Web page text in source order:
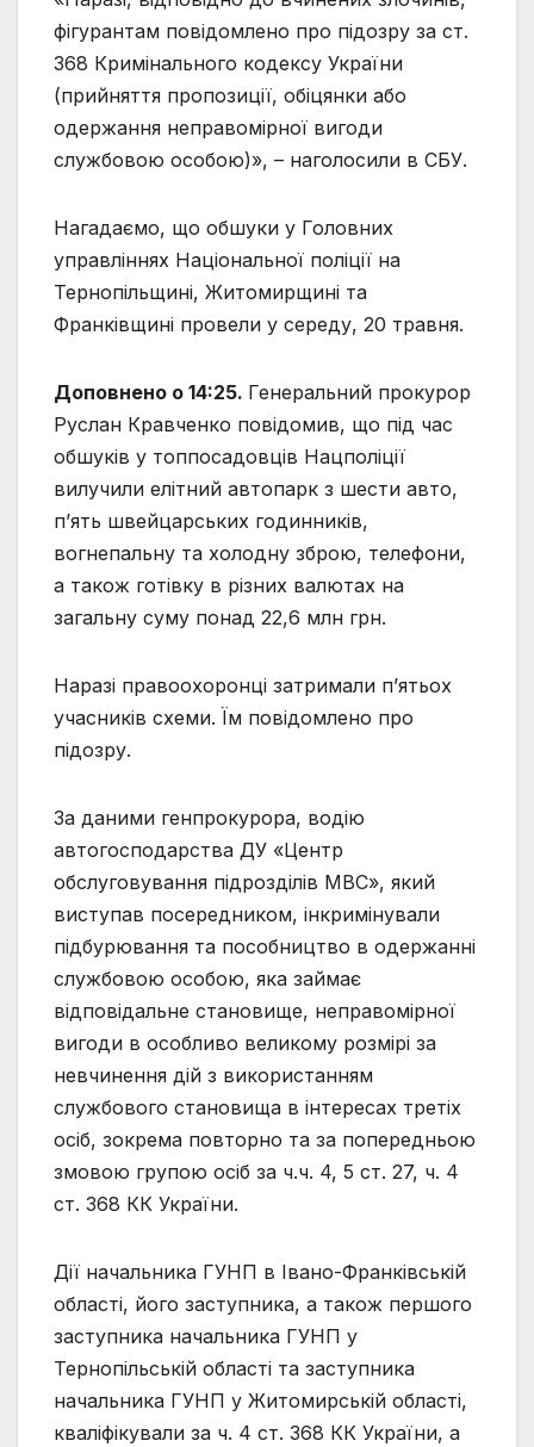
фігурантам повідомлено про підозру за ст.
368 Кримінального кодексу України
(прийняття пропозиції, обіцянки або
одержання неправомірної вигоди
службовою особою)», – наголосили в СБУ.
Нагадаємо, що обшуки у Головних
управліннях Національної поліції на
Тернопільщині, Житомирщині та
Франківщині провели у середу, 20 травня.
Доповнено о 14:25. Генеральний прокурор
Руслан Кравченко повідомив, що під час
обшуків у топпосадовців Нацполіції
вилучили елітний автопарк з шести авто,
п’ять швейцарських годинників,
вогнепальну та холодну зброю, телефони,
а також готівку в різних валютах на
загальну суму понад 22,6 млн грн.
Наразі правоохоронці затримали п’ятьох
учасників схеми. Їм повідомлено про
підозру.
За даними генпрокурора, водію
автогосподарства ДУ «Центр
обслуговування підрозділів МВС», який
виступав посередником, інкримінували
підбурювання та пособництво в одержанні
службовою особою, яка займає
відповідальне становище, неправомірної
вигоди в особливо великому розмірі за
невчинення дій з використанням
службового становища в інтересах третіх
осіб, зокрема повторно та за попередньою
змовою групою осіб за ч.ч. 4, 5 ст. 27, ч. 4
ст. 368 КК України.
Дії начальника ГУНП в Івано-Франківській
області, його заступника, а також першого
заступника начальника ГУНП у
Тернопільській області та заступника
начальника ГУНП у Житомирській області,
кваліфікували за ч. 4 ст. 368 КК України, а